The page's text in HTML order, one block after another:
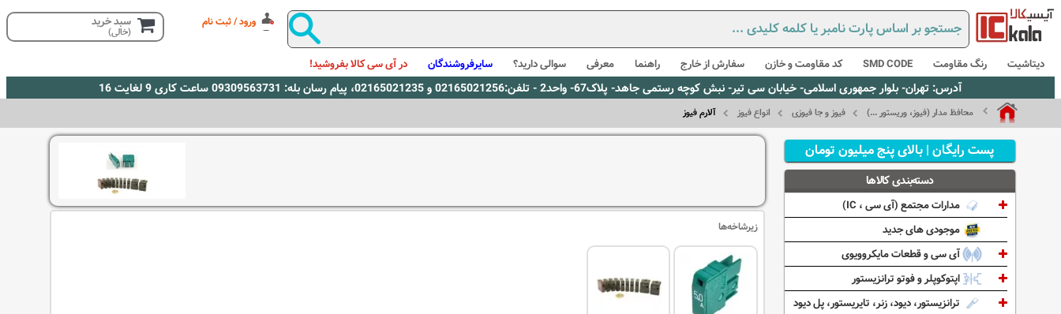
ورود / ثبت نام سبد خرید
(خالی)
دیتاشیت رنگ مقاومت SMD CODE کد مقاومت و خازن سفارش از خارج راهنما معرفی سوالی دارید؟ سایرفروشندگان در آی سی کالا بفروشید!
آدرس: تهران- بلوار جمهوری اسلامی- خیابان سی تیر- نبش کوچه رستمی جاهد- پلاک67- واحد2 - تلفن:02165021256 و 02165021235، پیام رسان بله: 09309563731 ساعت کاری 9 لغایت 16
محافظ مدار (فیوز، وریستور ...) فیوز و جا فیوزی انواع فیوز آلارم فیوز
زیرشاخه‌ها
پست رایگان | بالای پنج میلیون تومان
دسته‌بندی کالاها
مدارات مجتمع (آی سی ، IC)
موجودی های جدید
آی سی و قطعات مایکروویوی
اپتوکوپلر و فوتو ترانزیستور
ترانزیستور، دیود، زنر، تایریستور، پل دیود